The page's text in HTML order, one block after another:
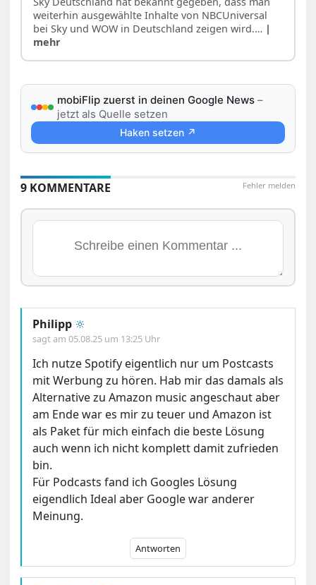
weiterhin ausgewählte Inhalte von NBCUniversal
bei Sky und WOW in Deutschland zeigen wird.… |
mehr
mobiFlip zuerst in deinen Google News –
jetzt als Quelle setzen
Haken setzen ↗
Fehler melden
9 KOMMENTARE
Philipp 🔆
sagt am05.08.25 um 13:25 Uhr
Ich nutze Spotify eigentlich nur um Postcasts
mit Werbung zu hören. Hab mir das damals als
Alternative zu Amazon music angeschaut aber
am Ende war es mir zu teuer und Amazon ist
als Paket für mich einfach die beste Lösung
auch wenn ich nicht komplett damit zufrieden
bin.
Für Podcasts fand ich Googles Lösung
eigendlich Ideal aber Google war anderer
Meinung.
Antworten